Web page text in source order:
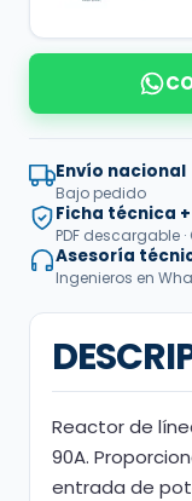
Envío nacional
Bajo pedido
Ficha técnica
PDF descargable
Asesoría
Ingenieros en
Reactor de
90A.
entrada de